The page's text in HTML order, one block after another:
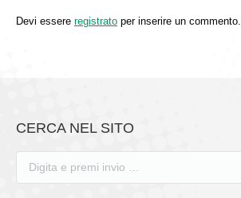
Devi essere registrato per inserire un commento.
CERCA NEL SITO